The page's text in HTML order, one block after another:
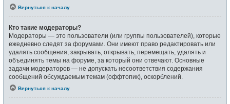
Вернуться к началу
Кто такие модераторы?
Модераторы — это пользователи (или группы пользователей), которые
ежедневно следят за форумами. Они имеют право редактировать или
удалять сообщения, закрывать, открывать, перемещать, удалять и
объединять темы на форуме, за который они отвечают. Основные
задачи модераторов — не допускать несоответствия содержания
сообщений обсуждаемым темам (оффтопик), оскорблений.
Вернуться к началу